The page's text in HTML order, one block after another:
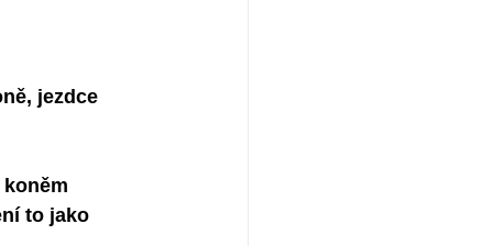
jezdce
to jako